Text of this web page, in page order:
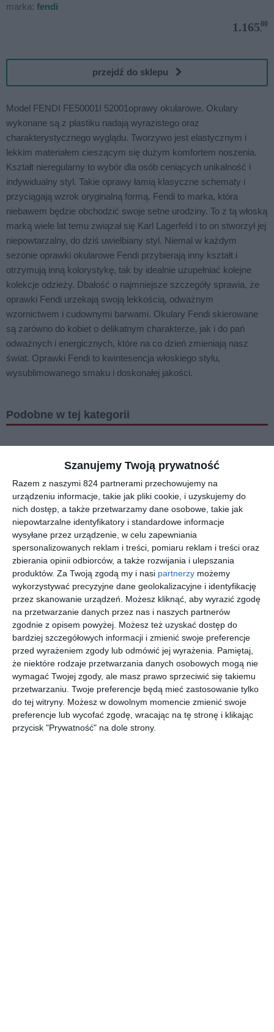
Szanujemy Twoją prywatność
Razem z naszymi 824 partnerami przechowujemy na
urządzeniu informacje, takie jak pliki cookie, i uzyskujemy do
nich dostęp, a także przetwarzamy dane osobowe, takie jak
niepowtarzalne identyfikatory i standardowe informacje
wysyłane przez urządzenie, w celu zapewniania
spersonalizowanych reklam i treści, pomiaru reklam i treści oraz
zbierania opinii odbiorców, a także rozwijania i ulepszania
produktów. Za Twoją zgodą my i nasi partnerzy możemy
wykorzystywać precyzyjne dane geolokalizacyjne i identyfikację
przez skanowanie urządzeń. Możesz kliknąć, aby wyrazić zgodę
na przetwarzanie danych przez nas i naszych partnerów
zgodnie z opisem powyżej. Możesz też uzyskać dostęp do
bardziej szczegółowych informacji i zmienić swoje preferencje
przed wyrażeniem zgody lub odmówić jej wyrażenia.
Pamiętaj,
że niektóre rodzaje przetwarzania danych osobowych mogą nie
wymagać Twojej zgody, ale masz prawo sprzeciwić się takiemu
przetwarzaniu. Twoje preferencje będą mieć zastosowanie tylko
do tej witryny. Możesz w dowolnym momencie zmienić swoje
preferencje lub wycofać zgodę, wracając na tę stronę i klikając
przycisk "Prywatność" na dole strony.
marka: fendi
1.165,
00
przejdź do sklepu
Model FENDI FE50001I 52001oprawy okularowe. Okulary
wykonane są z plastiku nadają wyrazistego oraz
charakterystycznego wyglądu. Tworzywo jest elastycznym i
lekkim materiałem cieszącym się dużym komfortem noszenia.
Kształt nieregularny to wybór dla osób ceniących unikalność i
indywidualny styl. Takie oprawy łamią klasyczne schematy i
przyciągają wzrok oryginalną formą. Fendi to marka, która
niebawem będzie obchodzić swoje setne urodziny. To z tą włoską
marką wiele lat temu związał się Karl Lagerfeld i to on stworzył jej
niepowtarzalny, do dziś uwielbiany styl. Niemal w każdym
sezonie oprawki okularowe Fendi przybierają inny kształt i
otrzymują inną kolorystykę, tak by idealnie uzupełniać kolejne
kolekcje odzieży. Dbałość o najmniejsze szczegóły sprawia, że
oprawki Fendi urzekają swoją lekkością, odważnym
wzornictwem i cudownymi barwami. Okulary Fendi skierowane
są zarówno do kobiet o delikatnym charakterze, jak i do pań
odważnych i energicznych, które na co dzień zmieniają nasz
świat. Oprawki Fendi to kwintesencja włoskiego stylu,
wysublimowanego smaku i doskonałej jakości.
Podobne w tej kategorii
SEEN
0NJ1013
79,
20
przejdź do
sklepu
UNOFFICIA
L
UNOM0065
BB00399,
00
przejdź do
sklepu
SEEN
SNIF09 PP
79,
20
przejdź do
sklepu
UNOFFICIA
L 0UO3047
przejdź do
sklepu
EMPORIO
ARMANI
0EA1167
699 00
przejdź do
sklepu
SFEROFLE
X 0SF1151
C213
391 20
przejdź do
sklepu
RAY-BAN
0RX5154
2000 ICON
58320
przejdź do
ARMANI
EXCHANGE
0AX3132
8178
35120
przejdź do
sklepu